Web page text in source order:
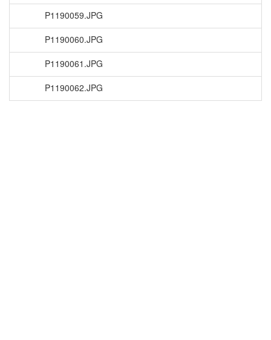
P1190059.JPG
P1190060.JPG
P1190061.JPG
P1190062.JPG